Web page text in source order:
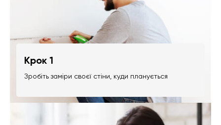
Крок 1
Зробіть заміри своєї стіни, куди планується